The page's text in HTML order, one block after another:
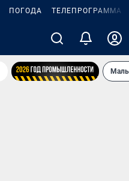
ПОГОДА ТЕЛЕПРОГРАММА